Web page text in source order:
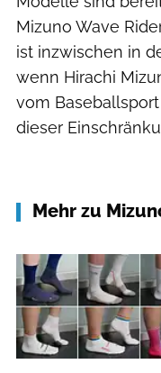
Mizuno Wave
ist inzwischen in
wenn Hirachi
vom
dieser
Mehr zu